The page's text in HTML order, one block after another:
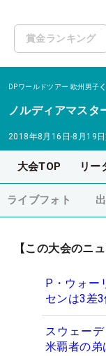
賞金ランキング
DPワールドツアー 欧州男子
ノルディアマスタ
2018年8月16日-8月19日
大会TOP リー
ライブフォト
【この大会のニュ
P・ウォー
センは3差3
スウェー
米覇者の弟